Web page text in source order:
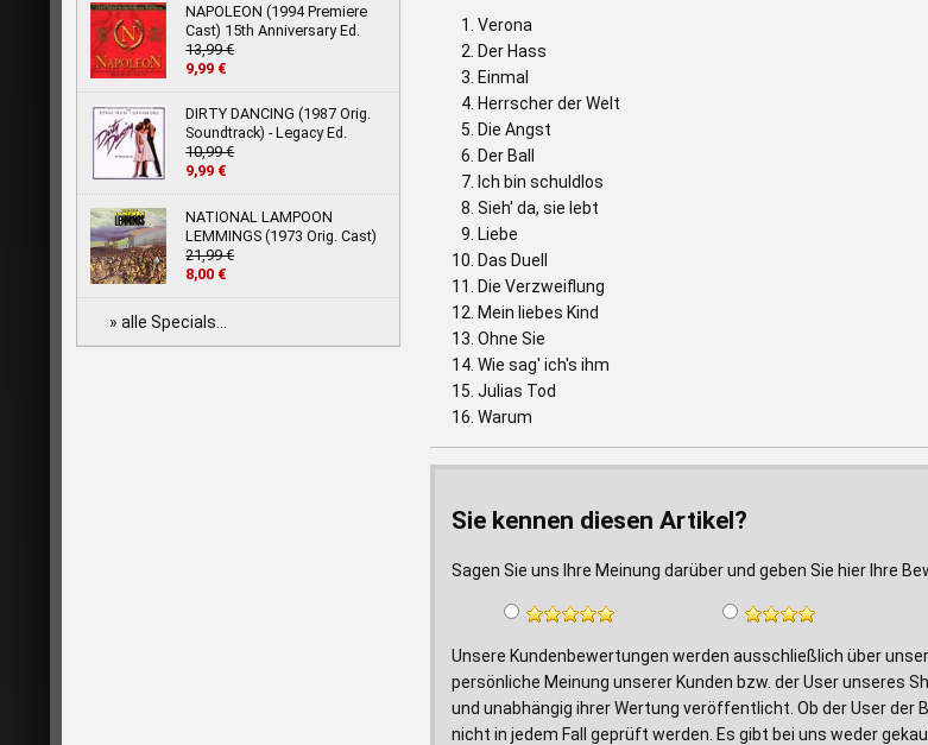
NAPOLEON (1994 Premiere
Cast) 15th Anniversary Ed.
13,99 €
9,99 €
DIRTY DANCING (1987 Orig.
Soundtrack) - Legacy Ed.
10,99 €
9,99 €
NATIONAL LAMPOON
LEMMINGS (1973 Orig. Cast)
21,99 €
8,00 €
» alle Specials...
Verona
Der Hass
Einmal
Herrscher der Welt
Die Angst
Der Ball
Ich bin schuldlos
Sieh' da, sie lebt
Liebe
Das Duell
Die Verzweiflung
Mein liebes Kind
Ohne Sie
Wie sag' ich's ihm
Julias Tod
Warum
Sie kennen diesen Artikel?
Sagen Sie uns Ihre Meinung darüber und geben Sie hier Ihre
Unsere Kundenbewertungen werden ausschließlich über
persönliche Meinung unserer Kunden bzw. der User unseres
und unabhängig ihrer Wertung veröffentlicht. Ob der User
nicht in jedem Fall geprüft werden. Es gibt bei uns weder